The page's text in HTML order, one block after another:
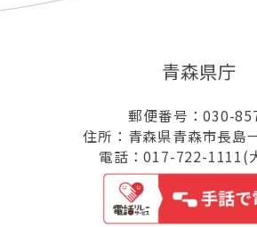
青森県庁
郵便番号：030-
住所：青森県青森市長島
電話：017-722-1111(